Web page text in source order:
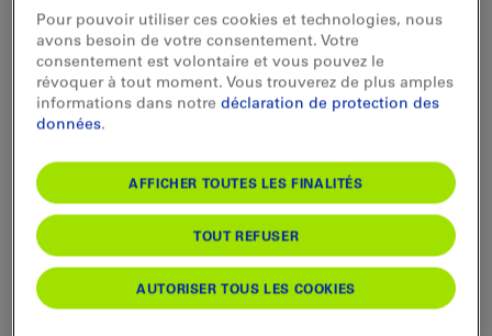
Une excursion sur le
Stockhorn, ou un voyage avec
le chemin de fer transsibérien?
Pour pouvoir utiliser ces cookies et technologies, nous
avons besoin de votre consentement. Votre
consentement est volontaire et vous pouvez le
révoquer à tout moment. Vous trouverez de plus amples
informations dans notredéclaration de protection des
données.
AFFICHER TOUTES LES FINALITÉS
TOUT REFUSER
AUTORISER TOUS LES COOKIES